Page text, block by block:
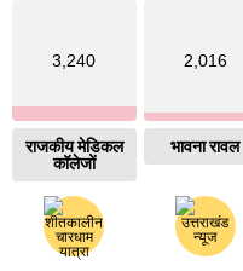
3,240
राजकीय मेडिकल
कॉलेजों
2,016
भावना रावल